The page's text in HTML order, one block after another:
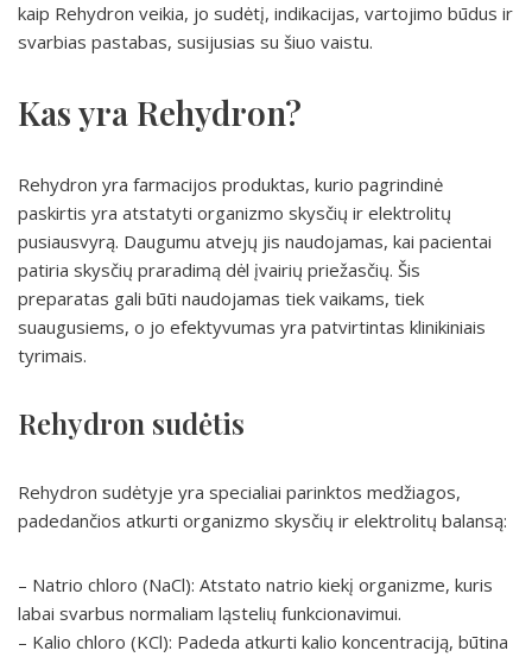
kaip Rehydron veikia, jo sudėtį, indikacijas, vartojimo būdus ir
svarbias pastabas, susijusias su šiuo vaistu.
Kas yra Rehydron?
Rehydron yra farmacijos produktas, kurio pagrindinė
paskirtis yra atstatyti organizmo skysčių ir elektrolitų
pusiausvyrą. Daugumu atvejų jis naudojamas, kai pacientai
patiria skysčių praradimą dėl įvairių priežasčių. Šis
preparatas gali būti naudojamas tiek vaikams, tiek
suaugusiems, o jo efektyvumas yra patvirtintas klinikiniais
tyrimais.
Rehydron sudėtis
Rehydron sudėtyje yra specialiai parinktos medžiagos,
padedančios atkurti organizmo skysčių ir elektrolitų balansą:
– Natrio chloro (NaCl): Atstato natrio kiekį organizme, kuris
labai svarbus normaliam ląstelių funkcionavimui.
– Kalio chloro (KCl): Padeda atkurti kalio koncentraciją, būtina